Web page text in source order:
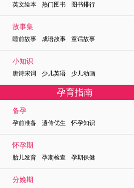
英文绘本 热门图书 图书排行
故事集
睡前故事 成语故事 童话故事
小知识
唐诗宋词 少儿英语 少儿动画
孕育指南
备孕
孕前准备 遗传优生 怀孕知识
怀孕期
胎儿发育 孕期检查 孕期保健
分娩期